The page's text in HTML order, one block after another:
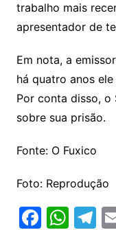
trabalho mais
apresentador de
Em nota, a
há quatro anos
Por conta disso, o
sobre sua prisão.
Fonte: O Fuxico
Foto: Reprodução
F W T